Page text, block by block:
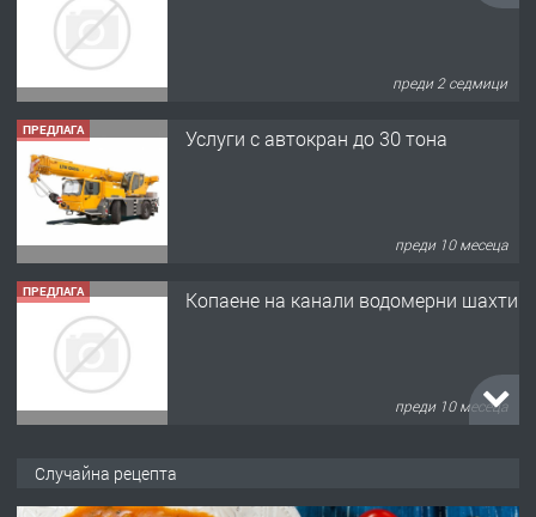
преди 2 седмици
ПРЕДЛАГА
ПРЕДЛАГА
ПРЕДЛАГА
Копаене на канали шахти септични
Случайна рецепта